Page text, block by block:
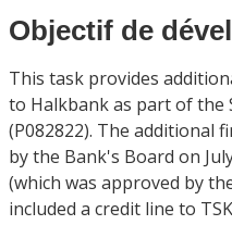
Objectif de
This task provides
to Halkbank as part of the
(P082822). The additional
by the Bank's Board on
(which was approved by
included a credit line to